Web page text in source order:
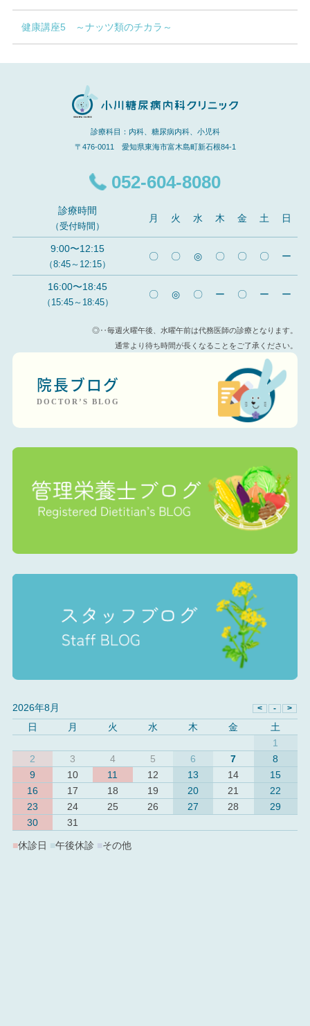
健康講座5 ～ナッツ類のチカラ～
診療科目：内科、糖尿病内科、小児科
〒476-0011 愛知県東海市富木島町新石根84-1
052-604-8080
診療時間
（受付時間）
月 火 水 木 金 土 日
9:00〜12:15
（8:45～12:15）
〇 〇 ◎ 〇 〇 〇 ー
16:00〜18:45
（15:45～18:45）
〇 ◎ 〇 ー 〇 ー ー
◎‥毎週火曜午後、水曜午前は代務医師の診療となります。
通常より待ち時間が長くなることをご了承ください。
院長ブログ
DOCTOR’S BLOG
2026年8月
日
月 火 水 木 金
土
1
2
3 4 5 6 7
8
9
10 11 12 13 14
15
16
17 18 19 20 21
22
23
24 25 26 27 28
29
30
31
■休診日 ■午後休診 その他